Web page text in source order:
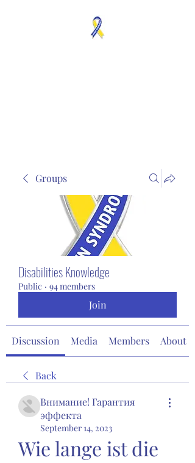
Groups
Disabilities Knowledge
Public · 94 members
Join
Discussion Media Members About
Back
Внимание! Гарантия
эффекта
September 14, 2023
Wie lange ist die